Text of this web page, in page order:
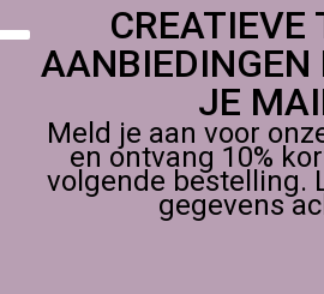
CREATIEVE
AANBIEDINGEN
JE
Meld je aan voor
en ontvang 10%
volgende bestelling.
gegevens